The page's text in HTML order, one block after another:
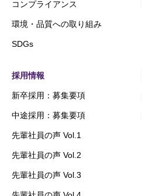
コンプライアンス
環境・品質への取り組み
SDGs
採用情報
新卒採用：募集要項
中途採用：募集要項
先輩社員の声 Vol.1
先輩社員の声 Vol.2
先輩社員の声 Vol.3